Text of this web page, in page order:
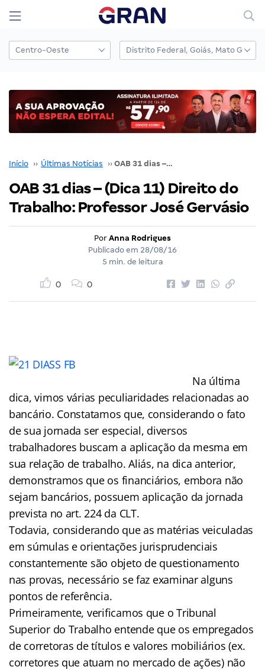
Início ›› Últimas Notícias ›› OAB 31 dias – (Dica 11) Direito do Trabalho: Professor José Gervásio
OAB 31 dias – (Dica 11) Direito do
Trabalho: Professor José Gervásio
Por Anna Rodrigues
Publicado em 28/08/16
5 min. de leitura
0 0
Na última
dica, vimos várias peculiaridades relacionadas ao
bancário. Constatamos que, considerando o fato
de sua jornada ser especial, diversos
trabalhadores buscam a aplicação da mesma em
sua relação de trabalho. Aliás, na dica anterior,
demonstramos que os financiários, embora não
sejam bancários, possuem aplicação da jornada
prevista no art. 224 da CLT.
Todavia, considerando que as matérias veiculadas
em súmulas e orientações jurisprudenciais
constantemente são objeto de questionamento
nas provas, necessário se faz examinar alguns
pontos de referência.
Primeiramente, verificamos que o Tribunal
Superior do Trabalho entende que os empregados
de corretoras de títulos e valores mobiliários (ex.
corretores que atuam no mercado de ações) não